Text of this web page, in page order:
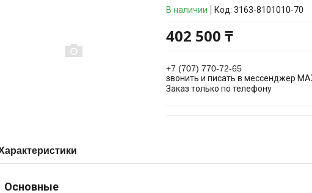
В наличии Код: 3163-8101010-70
402 500 ₸
+7 (707) 770-72-65
звонить и писать в мессенджер
Заказ только по телефону
Основные